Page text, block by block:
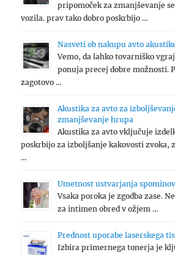
pripomoček za zmanjševanje
vozila. prav tako dobro poskrbijo …
Nasveti ob nakupu avto
Vemo, da lahko tovarniško
ponuja precej dobre možnosti.
zagotovo …
Akustika za avto za
zmanjševanje hrupa
Akustika za avto vključuje
poskrbijo za izboljšanje kakovosti zvoka,
…
Umetnost ustvarjanja
Vsaka poroka je zgodba zase.
za intimen obred v ožjem …
Prednost uporabe laserskega
Izbira primernega tonerja je